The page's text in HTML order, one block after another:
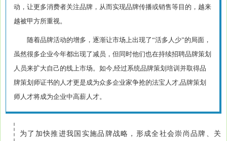
动，让更多消费者关注品牌，从而实现品牌传播或销售等目的，越来
越被甲方所重视。
随着品牌活动的增多，逐渐让市场上出现了“活多人少”的局面，
虽然很多企业今年都出现了减员，但同时他们也在持续招聘品牌策划
人员来扩大自己的线上市场。如今,经过系统品牌策划培训并取得品
牌策划师证书的人才更是成为众多企业家争抢的法宝人才,品牌策划
师人才将成为企业中高薪人才。
为了加快推进我国实施品牌战略，形成全社会崇尚品牌、关